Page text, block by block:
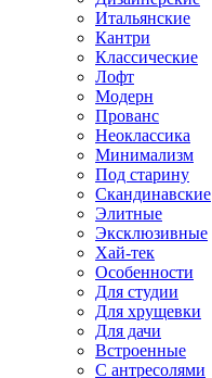
Итальянские
Кантри
Классические
Лофт
Модерн
Прованс
Неоклассика
Минимализм
Под старину
Скандинавские
Элитные
Эксклюзивные
Хай-тек
Особенности
Для студии
Для хрущевки
Для дачи
Встроенные
С антресолями